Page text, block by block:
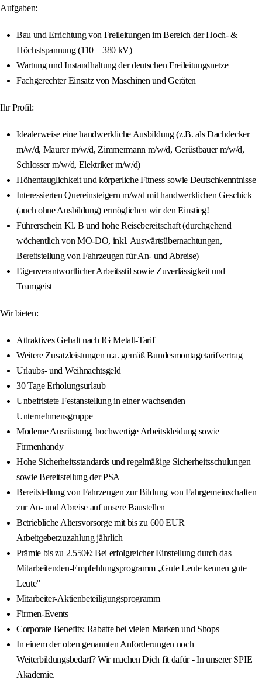
Aufgaben:
Bau und Errichtung von Freileitungen im Bereich der Hoch- &
Höchstspannung (110 – 380 kV)
Wartung und Instandhaltung der deutschen Freileitungsnetze
Fachgerechter Einsatz von Maschinen und Geräten
Ihr Profil:
Idealerweise eine handwerkliche Ausbildung (z.B. als Dachdecker
m/w/d, Maurer m/w/d, Zimmermann m/w/d, Gerüstbauer m/w/d,
Schlosser m/w/d, Elektriker m/w/d)
Höhentauglichkeit und körperliche Fitness sowie Deutschkenntnisse
Interessierten Quereinsteigern m/w/d mit handwerklichen Geschick
(auch ohne Ausbildung) ermöglichen wir den Einstieg!
Führerschein Kl. B und hohe Reisebereitschaft (durchgehend
wöchentlich von MO-DO, inkl. Auswärtsübernachtungen,
Bereitstellung von Fahrzeugen für An- und Abreise)
Eigenverantwortlicher Arbeitsstil sowie Zuverlässigkeit und
Teamgeist
Wir bieten:
Attraktives Gehalt nach IG Metall-Tarif
Weitere Zusatzleistungen u.a. gemäß Bundesmontagetarifvertrag
Urlaubs- und Weihnachtsgeld
30 Tage Erholungsurlaub
Unbefristete Festanstellung in einer wachsenden
Unternehmensgruppe
Moderne Ausrüstung, hochwertige Arbeitskleidung sowie
Firmenhandy
Hohe Sicherheitsstandards und regelmäßige Sicherheitsschulungen
sowie Bereitstellung der PSA
Bereitstellung von Fahrzeugen zur Bildung von Fahrgemeinschaften
zur An- und Abreise auf unsere Baustellen
Betriebliche Altersvorsorge mit bis zu 600 EUR
Arbeitgeberzuzahlung jährlich
Prämie bis zu 2.550€: Bei erfolgreicher Einstellung durch das
Mitarbeitenden-Empfehlungsprogramm „Gute Leute kennen gute
Leute”
Mitarbeiter-Aktienbeteiligungsprogramm
Firmen-Events
Corporate Benefits: Rabatte bei vielen Marken und Shops
In einem der oben genannten Anforderungen noch
Weiterbildungsbedarf? Wir machen Dich fit dafür - In unserer SPIE
Akademie.